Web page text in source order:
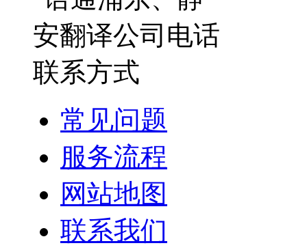
常见问题
服务流程
网站地图
联系我们